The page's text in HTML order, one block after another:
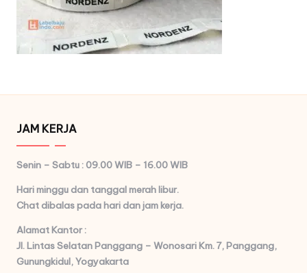
JAM KERJA
Senin – Sabtu : 09.00 WIB – 16.00 WIB
Hari minggu dan tanggal merah libur.
Chat dibalas pada hari dan jam kerja.
Alamat Kantor :
Jl. Lintas Selatan Panggang – Wonosari Km. 7, Panggang,
Gunungkidul, Yogyakarta